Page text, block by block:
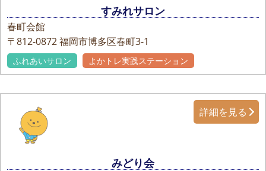
すみれサロン
春町会館
〒812-0872福岡市博多区春町3-1
ふれあいサロン よかトレ実践ステーション
みどり会
詳細を見る